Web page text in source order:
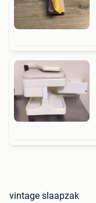
vintage slaapzak